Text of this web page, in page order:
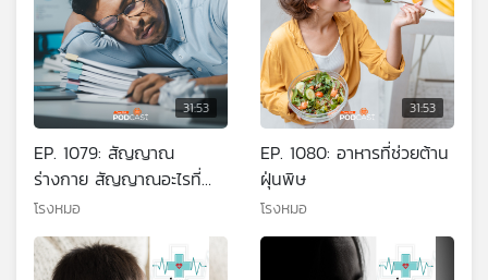
31:53
EP. 1079: สัญญาณ
ร่างกาย สัญญาณอะไรที่
บอกว่า "ไม่ไหวแล้วนะ"
โรงหมอ
31:53
EP. 1080: อาหารที่ช่วยต้าน
ฝุ่นพิษ
โรงหมอ